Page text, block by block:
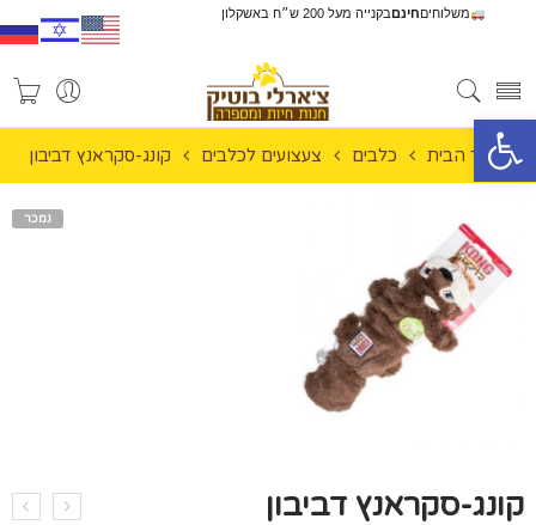
פתח סרגל נגישות
משלוחיםחינםבקנייה מעל 200 ש״ח באשקלון
עמוד הבית כלבים צעצועים לכלבים קונג-סקראנץ דביבון
נמכר
קונג-סקראנץ דביבון